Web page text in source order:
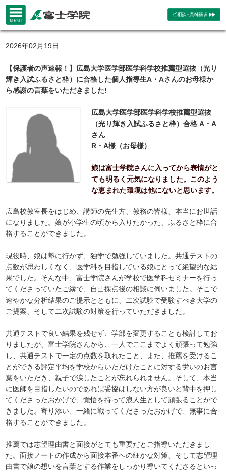
2026年02月19日
【保護者の声速報！】広島大学医学部医学科学校推薦型選抜（光り
輝き入試ふるさと枠）に合格した個人指導生A・Aさんのお母様か
ら感謝の言葉をいただきました!
広島大学医学部医学科学校推薦型選抜
（光り輝き入試ふるさと枠）合格 A・A
さん
R・A様（お母様）
娘は富士学院さんに入ってから表情がと
ても明るく元気になりました。このよう
な恵まれた環境は他にないと思います。
広島校教室長をはじめ、講師の先生方、教務の皆様、本当にお世話
になりました。娘が小学生の頃から入りたかった、ふるさと枠に合
格することができました。
現役時、娘は塾に行かず、独学で勉強していました。共通テストの
点数が思わしくなく、医学科を目指している娘にとって絶望的な結
果でした。そんな中、富士学院さんが学校で医学科セミナーを行っ
てくださっていたご縁で、自己採点後の相談に伺いました。そこで
速やかな分析結果のご提示とともに、二次試験で受験すべき大学の
ご提案、そして二次試験の対策を行っていただきました。
共通テストで良い結果を残せず、学部を変更することも検討してお
りましたが、富士学院さんから、一人でここまでよく頑張って勉強
し、共通テストで一定の点数を取れたこと、また、推薦を受けるこ
とができる評定平均を学校からいただけたことに対する労いのお言
葉をいただき、親子で涙したことが忘れられません。そして、本当
に医師を目指したいのであれば妥協はしない方が良いと背中を押し
てくださったおかげで、覚悟を持って浪人生として頑張ることがで
きました。寄り添い、一緒に戦ってくださったおかげで、無事に合
格することができました。
推薦では志望理由書と面接がとても重要だとご指導いただきまし
た。面接ノートの作成から面接本番への細かな対策、そして志望理
由書で娘の想いを言葉とする作業をしっかり導いてくださるといっ